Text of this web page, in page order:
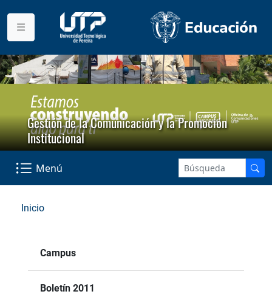
Gestión de la Comunicación y la Promoción
Institucional
Menú
Inicio
Campus
Boletín 2011